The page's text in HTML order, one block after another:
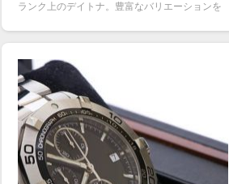
ランク上のデイトナ。豊富なバリエーションを